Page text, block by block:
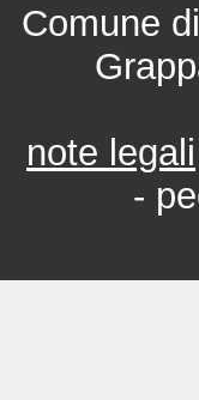
Comune
note legali
-